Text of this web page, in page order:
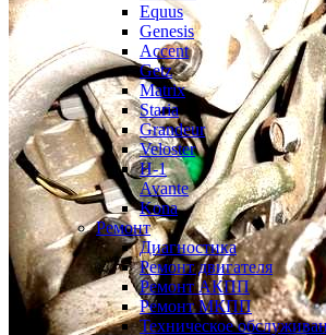
Equus
Genesis
Accent
Getz
Matrix
Staria
Grandeur
Veloster
H-1
Avante
Kona
Ремонт
Диагностика
Ремонт двигателя
Ремонт АКПП
Ремонт МКПП
Техническое